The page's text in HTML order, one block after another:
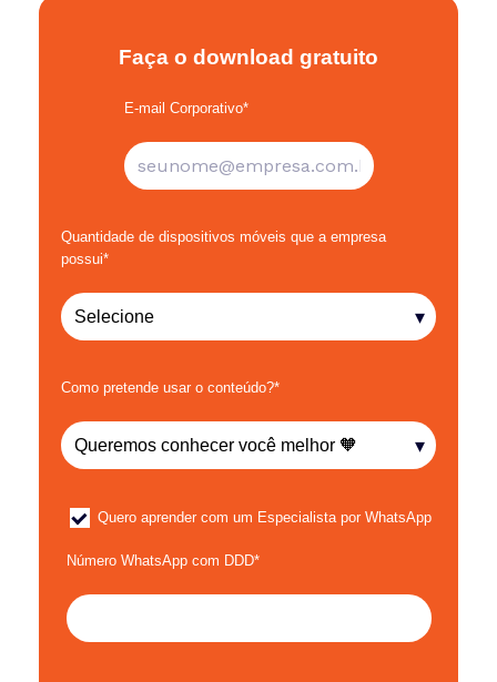
Faça o download gratuito
E-mail Corporativo*
Quantidade de dispositivos móveis que a empresa
possui*
Como pretende usar o conteúdo?*
Quero aprender com um Especialista por WhatsApp
Número WhatsApp com DDD*